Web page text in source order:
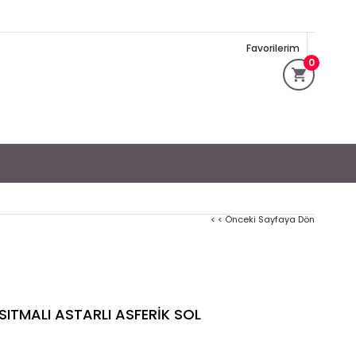
0
Favorilerim
< < Önceki Sayfaya Dön
ASTARLI ASFERİK SOL